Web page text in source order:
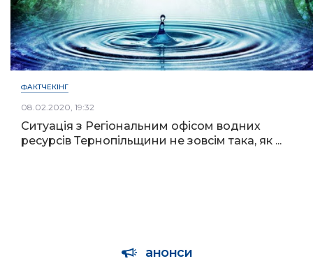
ФАКТЧЕКІНГ
08.02.2020, 19:32
Ситуація з Регіональним офісом водних
ресурсів Тернопільщини не зовсім така, як ...
анонси